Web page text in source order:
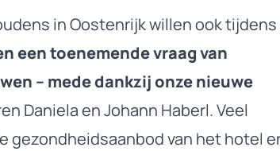
in Oostenrijk willen ook tijdens
een toenemende vraag van
– mede dankzij onze nieuwe
Daniela en Johann Haberl. Veel
gezondheidsaanbod van het hotel